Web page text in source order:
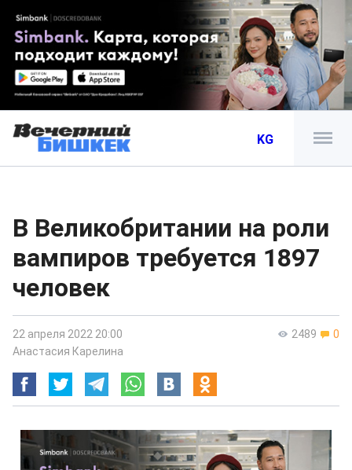
KG
В Великобритании на роли
вампиров требуется 1897
человек
2489 0
22 апреля 2022 20:00
Анастасия Карелина